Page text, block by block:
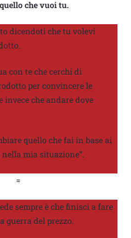
che vuoi tu.
dicendoti che tu volevi
con te che cerchi di
per convincere le
invece che andare dove
quello che fai in base ai
nella mia situazione”.
=
sempre è che finisci a fare
guerra del prezzo.